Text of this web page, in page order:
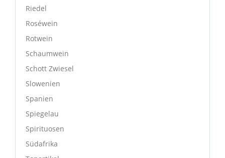
Riedel
Roséwein
Rotwein
Schaumwein
Schott Zwiesel
Slowenien
Spanien
Spiegelau
Spirituosen
Südafrika